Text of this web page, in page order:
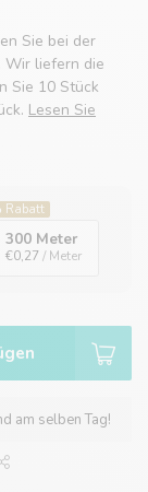
Sie bei der
Wir liefern die
Sie 10 Stück
Lesen Sie
Rabatt
300 Meter
€0,27/ Meter
am selben Tag!